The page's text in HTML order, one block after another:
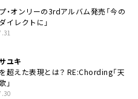
・オンリーの3rdアルバム発売「今の
イレクトに」
ユキ
超えた表現とは？ RE:Chording「天
」